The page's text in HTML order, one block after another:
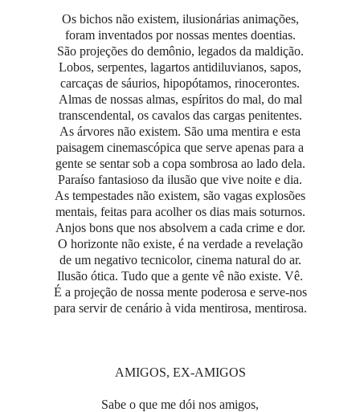
Os bichos não existem, ilusionárias animações,
foram inventados por nossas mentes doentias.
São projeções do demônio, legados da maldição.
Lobos, serpentes, lagartos antidiluvianos, sapos,
carcaças de sáurios, hipopótamos, rinocerontes.
Almas de nossas almas, espíritos do mal, do mal
transcendental, os cavalos das cargas penitentes.
As árvores não existem. São uma mentira e esta
paisagem cinemascópica que serve apenas para a
gente se sentar sob a copa sombrosa ao lado dela.
Paraíso fantasioso da ilusão que vive noite e dia.
As tempestades não existem, são vagas explosões
mentais, feitas para acolher os dias mais soturnos.
Anjos bons que nos absolvem a cada crime e dor.
O horizonte não existe, é na verdade a revelação
de um negativo tecnicolor, cinema natural do ar.
Ilusão ótica. Tudo que a gente vê não existe. Vê.
É a projeção de nossa mente poderosa e serve-nos
para servir de cenário à vida mentirosa, mentirosa.
AMIGOS, EX-AMIGOS
Sabe o que me dói nos amigos,